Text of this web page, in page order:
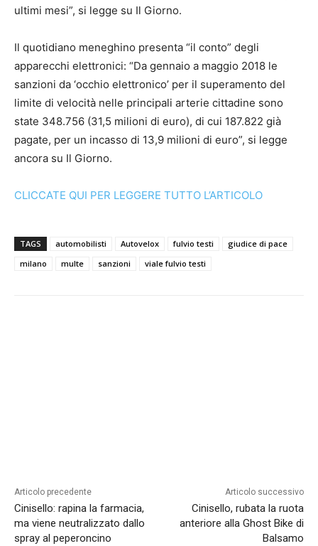
ultimi mesi”, si legge su Il Giorno.
Il quotidiano meneghino presenta “il conto” degli
apparecchi elettronici: “Da gennaio a maggio 2018 le
sanzioni da ‘occhio elettronico’ per il superamento del
limite di velocità nelle principali arterie cittadine sono
state 348.756 (31,5 milioni di euro), di cui 187.822 già
pagate, per un incasso di 13,9 milioni di euro”, si legge
ancora su Il Giorno.
CLICCATE QUI PER LEGGERE TUTTO L’ARTICOLO
TAGS automobilisti Autovelox fulvio testi
giudice di pace
milano
multe sanzioni viale fulvio testi
Articolo precedente
Cinisello: rapina la farmacia,
ma viene neutralizzato dallo
spray al peperoncino
Articolo successivo
Cinisello, rubata la ruota
anteriore alla Ghost Bike di
Balsamo